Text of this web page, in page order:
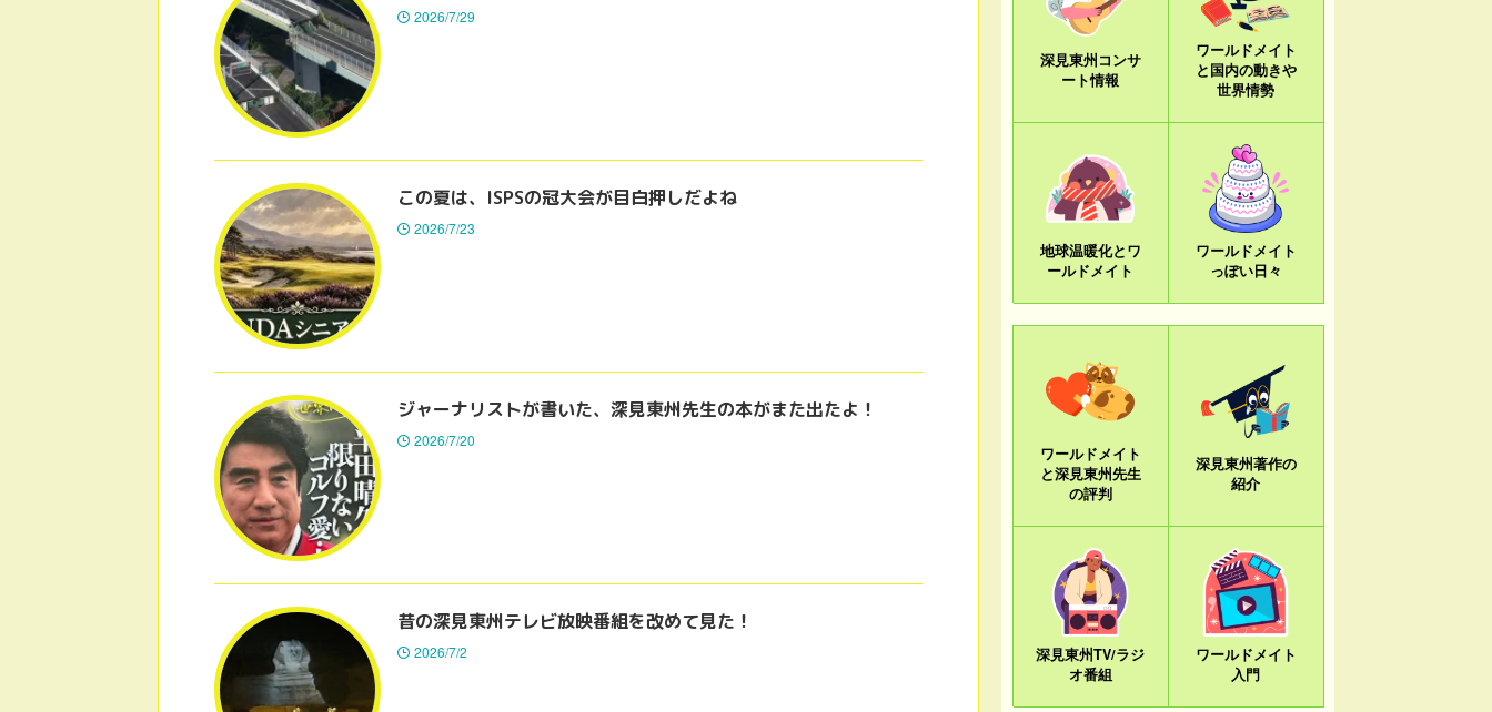
2026/7/29
この夏は、ISPSの冠大会が目白押しだよね
2026/7/23
ジャーナリストが書いた、深見東州先生の本がまた出たよ！
2026/7/20
昔の深見東州テレビ放映番組を改めて見た！
2026/7/2
深見東州コンサ
ート情報
ワールドメイト
と国内の動きや
世界情勢
地球温暖化とワ
ールドメイト
ワールドメイト
っぽい日々
ワールドメイト
と深見東州先生
の評判
深見東州著作の
紹介
深見東州TV/ラジ
オ番組
ワールドメイト
入門